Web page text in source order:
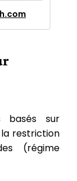
basés sur
la restriction
(régime